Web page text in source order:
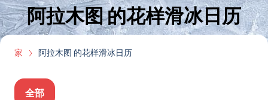
阿拉木图 的花样滑冰日历
家 阿拉木图 的花样滑冰日历
全部